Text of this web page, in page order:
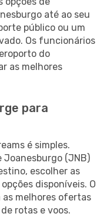
até ao seu
público ou um
Os funcionários
do
as melhores
para
é simples.
Joanesburgo (JNB)
escolher as
disponíveis. O
melhores ofertas
rotas e voos.